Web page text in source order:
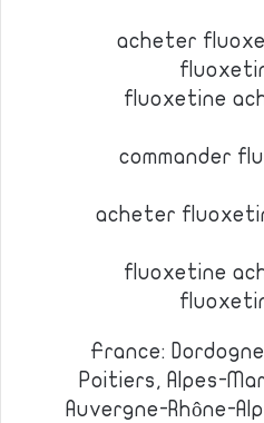
acheter
fluoxetine
commander
acheter
fluoxetine
France:
Poitiers, Alpes-
Auvergne-Rhône-